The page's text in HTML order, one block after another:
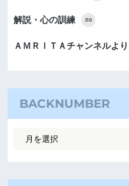
解説・心の訓練 89
ＡＭＲＩＴＡチャンネルより
BACKNUMBER